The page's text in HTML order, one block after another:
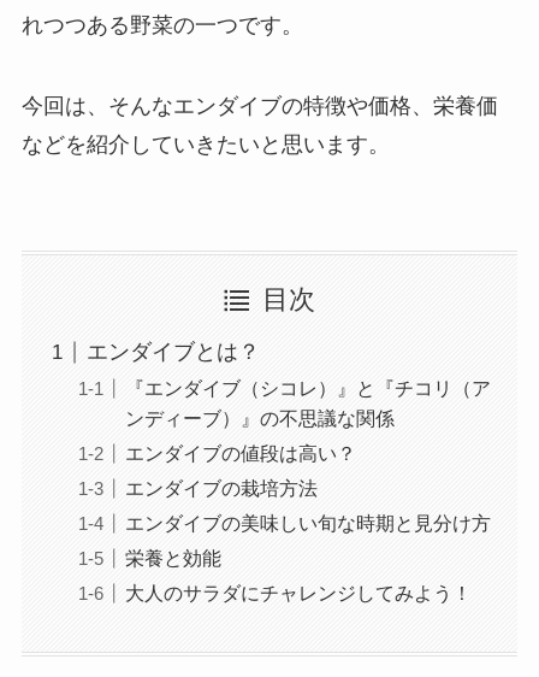
れつつある野菜の一つです。
今回は、そんなエンダイブの特徴や価格、栄養価
などを紹介していきたいと思います。
目次
エンダイブとは？
『エンダイブ（シコレ）』と『チコリ（ア
ンディーブ）』の不思議な関係
エンダイブの値段は高い？
エンダイブの栽培方法
エンダイブの美味しい旬な時期と見分け方
栄養と効能
大人のサラダにチャレンジしてみよう！